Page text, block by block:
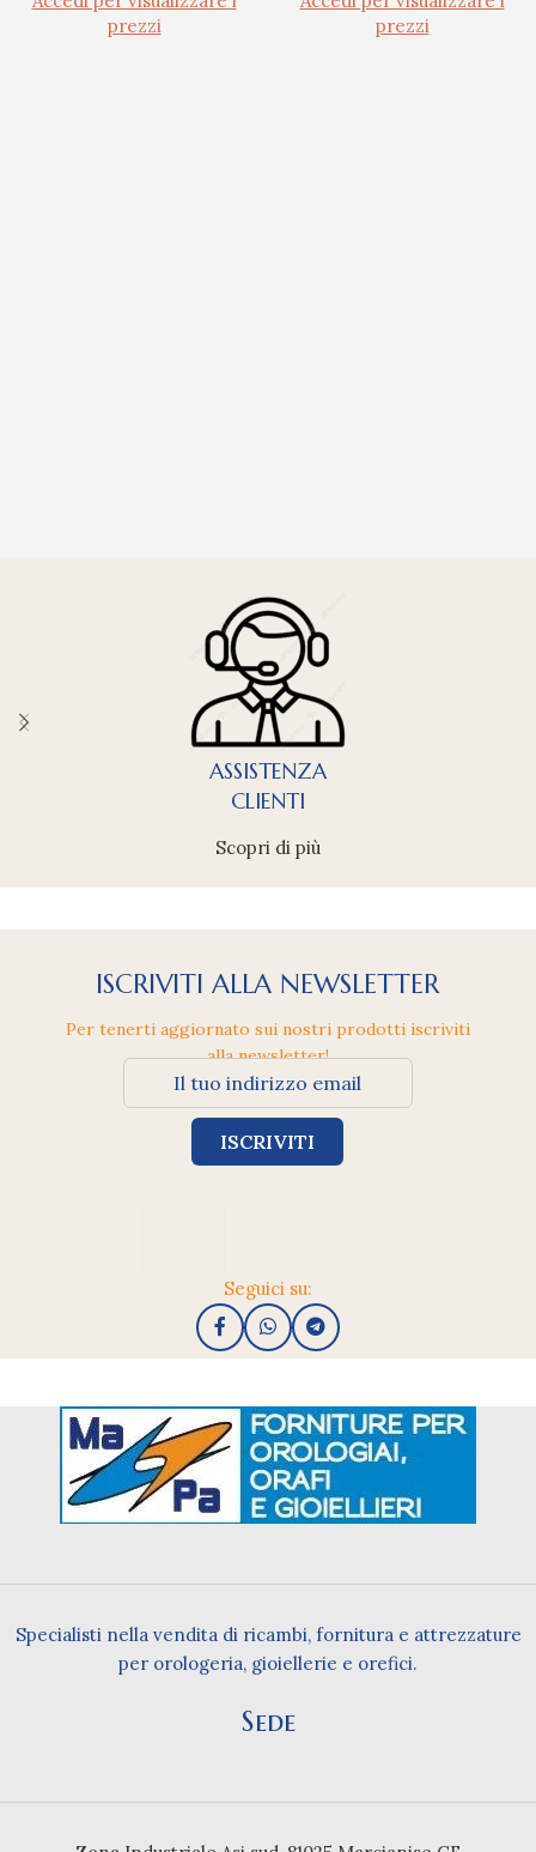
prezzi
prezzi
ASSISTENZA
CLIENTI
Scopri di più
ISCRIVITI ALLA NEWSLETTER
Per tenerti aggiornato sui nostri prodotti iscriviti
alla newsletter!
Seguici su:
Specialisti nella vendita di ricambi, fornitura e attrezzature
per orologeria, gioiellerie e orefici.
Sede